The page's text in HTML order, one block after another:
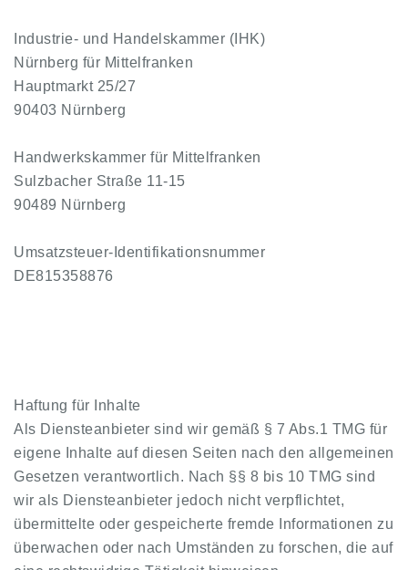
Industrie- und Handelskammer (IHK)
Nürnberg für Mittelfranken
Hauptmarkt 25/27
90403 Nürnberg
Handwerkskammer für Mittelfranken
Sulzbacher Straße 11-15
90489 Nürnberg
Umsatzsteuer-Identifikationsnummer
DE815358876
Haftung für Inhalte
Als Diensteanbieter sind wir gemäß § 7 Abs.1 TMG für
eigene Inhalte auf diesen Seiten nach den allgemeinen
Gesetzen verantwortlich. Nach §§ 8 bis 10 TMG sind
wir als Diensteanbieter jedoch nicht verpflichtet,
übermittelte oder gespeicherte fremde Informationen zu
überwachen oder nach Umständen zu forschen, die auf